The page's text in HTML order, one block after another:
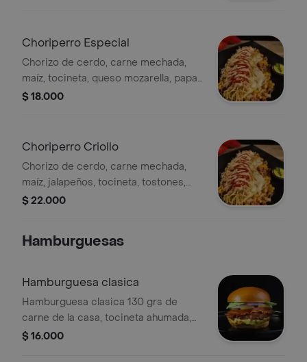
Choriperro Especial
Chorizo de cerdo, carne mechada,
maíz, tocineta, queso mozarella, papas
chip y pan suave
$ 18.000
Choriperro Criollo
Chorizo de cerdo, carne mechada,
maíz, jalapeños, tocineta, tostones,
extra queso fundido y pan suave
$ 22.000
Hamburguesas
Hamburguesa clasica
Hamburguesa clasica 130 grs de
carne de la casa, tocineta ahumada,
queso americano, mermelada de
$ 16.000